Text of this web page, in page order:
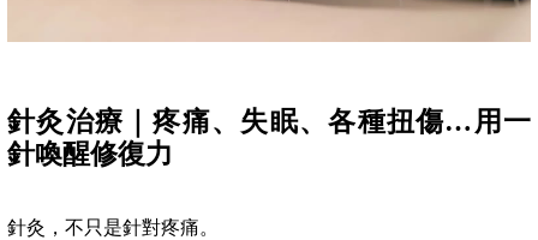
針灸治療｜疼痛、失眠、各種扭傷…用一
針喚醒修復力
針灸，不只是針對疼痛。